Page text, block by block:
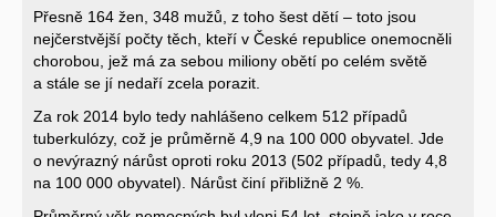
Přesně 164 žen, 348 mužů, z toho šest dětí – toto jsou
nejčerstvější počty těch, kteří v České republice onemocněli
chorobou, jež má za sebou miliony obětí po celém světě
a stále se jí nedaří zcela porazit.
Za rok 2014 bylo tedy nahlášeno celkem 512 případů
tuberkulózy, což je průměrně 4,9 na 100 000 obyvatel. Jde
o nevýrazný nárůst oproti roku 2013 (502 případů, tedy 4,8
na 100 000 obyvatel). Nárůst činí přibližně 2 %.